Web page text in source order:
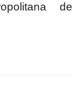
de